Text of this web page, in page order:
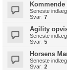
Seneste
Svar: 7
Agility
Seneste
Svar: 5
Horsens
Seneste
Svar: 2